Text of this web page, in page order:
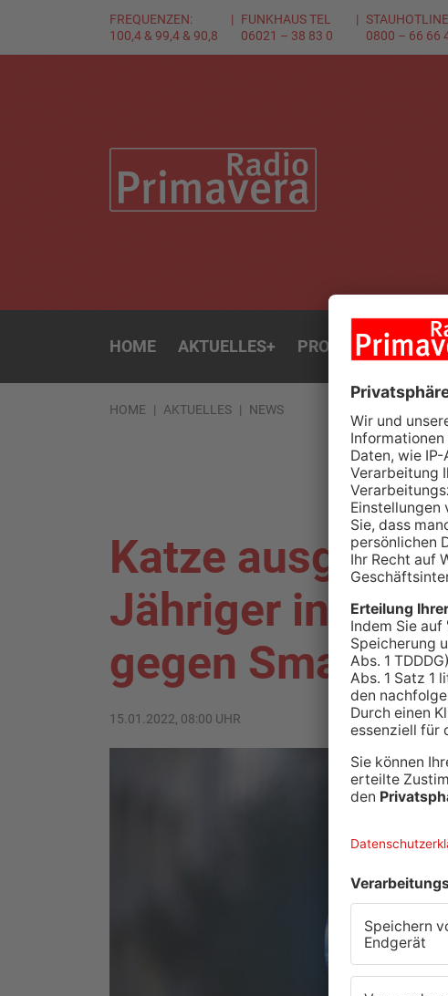
FREQUENZEN:
100,4 & 99,4 & 90,8
FUNKHAUS TEL
06021 – 38 83 0
STAUHOTLINE
0800 – 66 66
HOME AKTUELLES+ PROGRAMM+
HOME AKTUELLES NEWS
Katze
Jähriger in
gegen Smart
15.01.2022, 08:00 UHR